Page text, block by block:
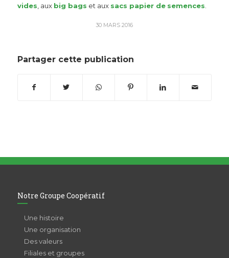
vides, aux big bags et aux sacs papier de semences.
30 MARS 2016
Partager cette publication
Notre Groupe Coopératif
Une histoire
Une organisation
Des valeurs
Filiales et groupes